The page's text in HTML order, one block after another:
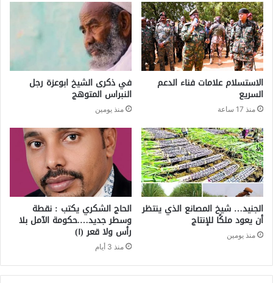
الاستسلام علامات فناء الدعم
السريع
منذ 17 ساعة
في ذكرى الشيخ ابوعزة رجل
النبراس المتوهج
منذ يومين
الجنيد… شيخ المصانع الذي ينتظر
أن يعود ملكًا للإنتاج
منذ يومين
الحاج الشكري يكتب : نقطة
وسطر جديد….حكومة الآمل بلا
رأس ولا قعر (١)
منذ 3 أيام